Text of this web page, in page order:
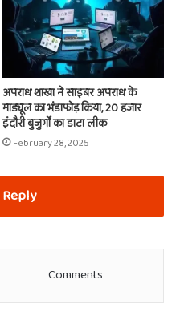
अपराध शाखा ने साइबर अपराध के
माड्यूल का भंडाफोड़ किया, 20 हजार
इंदौरी बुजुर्गों का डाटा लीक
February 28, 2025
Reply
Comments